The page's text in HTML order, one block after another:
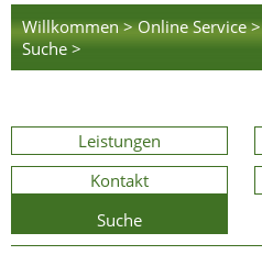
Willkommen > Online Service >
Suche >
Leistungen
Kontakt
Suche